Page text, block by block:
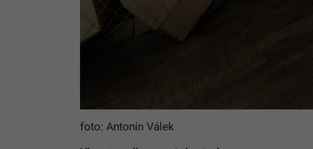
foto: Antonín Válek